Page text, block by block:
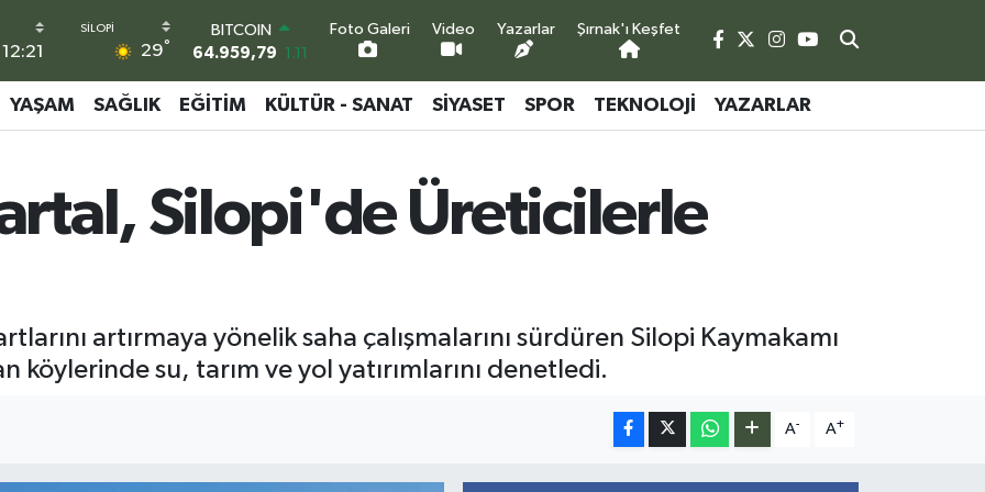
12:21 29°
DOLAR
47,7436 0.18
55,2510
0.32
6660.55
0.03
BİST100
13.779
-14
Foto Galeri Video Yazarlar Şırnak'ı Keşfet
YAŞAM SAĞLIK EĞITIM KÜLTÜR - SANAT SIYASET SPOR TEKNOLOJI YAZARLAR
Silopi'de Üreticilerle
artırmaya yönelik saha çalışmalarını sürdüren Silopi Kaymakamı
köylerinde su, tarım ve yol yatırımlarını denetledi.
A- A+